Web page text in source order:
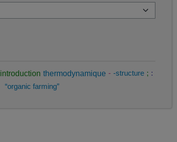
introduction thermodynamique - -structure ; :
“organic farming”